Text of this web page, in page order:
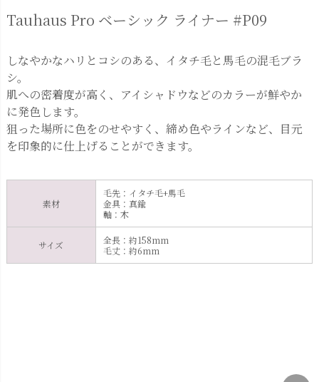
Tauhaus Pro ベーシック ライナー #P09
しなやかなハリとコシのある、イタチ毛と馬毛の混毛ブラ
シ。
肌への密着度が高く、アイシャドウなどのカラーが鮮やか
に発色します。
狙った場所に色をのせやすく、締め色やラインなど、目元
を印象的に仕上げることができます。
素材
毛先：イタチ毛+馬毛
金具：真鍮
軸：木
サイズ
全長：約158mm
毛丈：約6mm